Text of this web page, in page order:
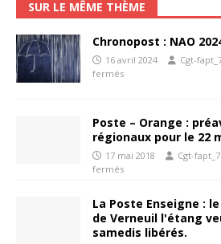
SUR LE MÊME THÈME
Chronopost : NAO
16 avril 2024 Cgt-
fermés
Poste – Orange :
régionaux pour le 22
17 mai 2018 Cgt-
fermés
La Poste Enseigne :
de Verneuil l'étang
samedis libérés.